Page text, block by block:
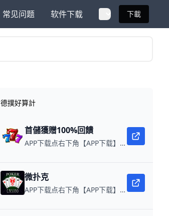
常见问题 软件下载 下載
德撲好算計
首儲獲贈100%回饋
APP下载点右下角【APP下载】联系客服 每日更新可用链接 每日保底獎池10,000美金
微扑克
APP下载点右下角【APP下载】联系客服 每日更新可用链接 微扑克 WPK真人在线约局，领WPK钻石。